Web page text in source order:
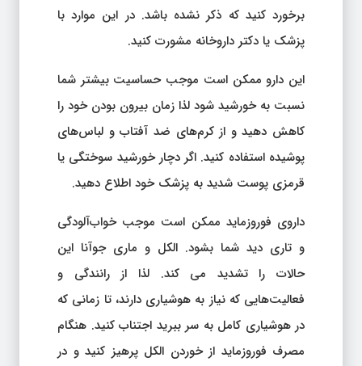
برخورد کنید که ذکر نشده باشد. در این موارد با
پزشک یا دکتر داروخانه مشورت کنید.
این دارو ممکن است موجب حساسیت بیشتر شما
نسبت به خورشید شود لذا زمان بیرون بودن خود را
کاهش دهید و از کرم‌های ضد آفتاب و لباس‌های
پوشیده استفاده کنید. اگر دچار خورشید سوختگی یا
قرمزی پوست شدید به پزشک خود اطلاع دهید.
داروی فوروزماید ممکن است موجب خواب‌آلودگی
و تاری دید شما بشود. الکل و ماری جوآنا این
حالات را تشدید می کند. لذا از رانندگی و
فعالیت‌هایی که نیاز به هوشیاری دارند، تا زمانی که
در هوشیاری کامل به سر ببرید اجتناب کنید. هنگام
مصرف فوروزماید از خوردن الکل پرهیز کنید و در